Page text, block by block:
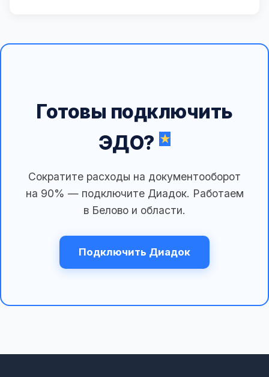
Готовы подключить
ЭДО?
Сократите расходы на документооборот
на 90% — подключите Диадок. Работаем
в Белово и области.
Подключить Диадок